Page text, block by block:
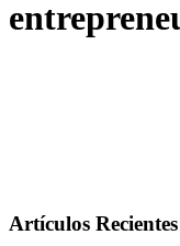
Artículos Recientes